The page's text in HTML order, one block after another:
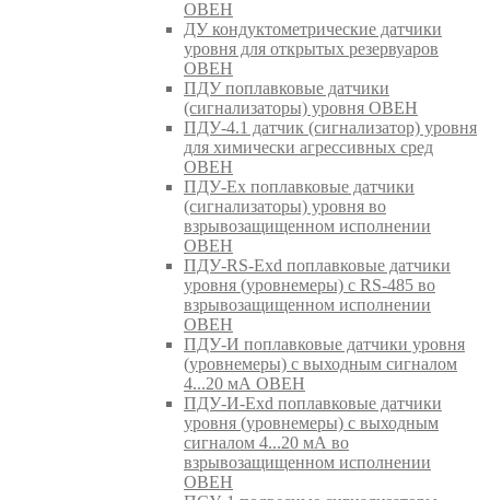
ОВЕН
ДУ кондуктометрические датчики
уровня для открытых резервуаров
ОВЕН
ПДУ поплавковые датчики
(сигнализаторы) уровня ОВЕН
ПДУ-4.1 датчик (сигнализатор) уровня
для химически агрессивных сред
ОВЕН
ПДУ-Ex поплавковые датчики
(сигнализаторы) уровня во
взрывозащищенном исполнении
ОВЕН
ПДУ-RS-Exd поплавковые датчики
уровня (уровнемеры) с RS-485 во
взрывозащищенном исполнении
ОВЕН
ПДУ-И поплавковые датчики уровня
(уровнемеры) с выходным сигналом
4...20 мА ОВЕН
ПДУ-И-Exd поплавковые датчики
уровня (уровнемеры) с выходным
сигналом 4...20 мА во
взрывозащищенном исполнении
ОВЕН